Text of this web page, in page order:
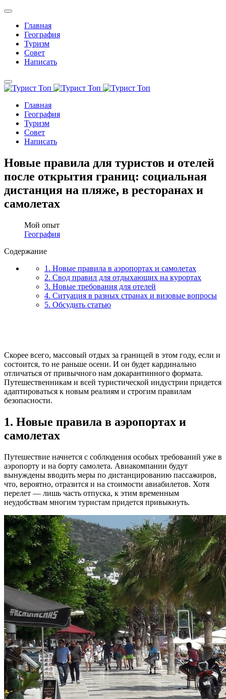
Главная
География
Туризм
Совет
Написать
Главная
География
Туризм
Совет
Написать
Новые правила для туристов и отелей
после открытия границ: социальная
дистанция на пляже, в ресторанах и
самолетах
Мой опыт
География
Содержание
1. Новые правила в аэропортах и самолетах
2. Свод правил для отдыхающих на курортах
3. Новые требования для отелей
4. Ситуация в разных странах и визовые вопросы
5. Обсудить статью
Скорее всего, массовый отдых за границей в этом году, если и
состоится, то не раньше осени. И он будет кардинально
отличаться от привычного нам докарантинного формата.
Путешественникам и всей туристической индустрии придется
адаптироваться к новым реалиям и строгим правилам
безопасности.
1. Новые правила в аэропортах и
самолетах
Путешествие начнется с соблюдения особых требований уже в
аэропорту и на борту самолета. Авиакомпании будут
вынуждены вводить меры по дистанцированию пассажиров,
что, вероятно, отразится и на стоимости авиабилетов. Хотя
перелет — лишь часть отпуска, к этим временным
неудобствам многим туристам придется привыкнуть.